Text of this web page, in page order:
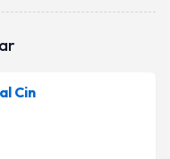
Gönder
randevu almanız
Cin